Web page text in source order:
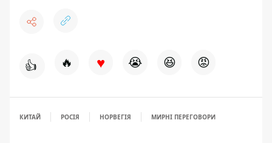
👍 🔥 ♥ 😭 😆 😡
КИТАЙ РОСІЯ НОРВЕГІЯ МИРНІ ПЕРЕГОВОРИ